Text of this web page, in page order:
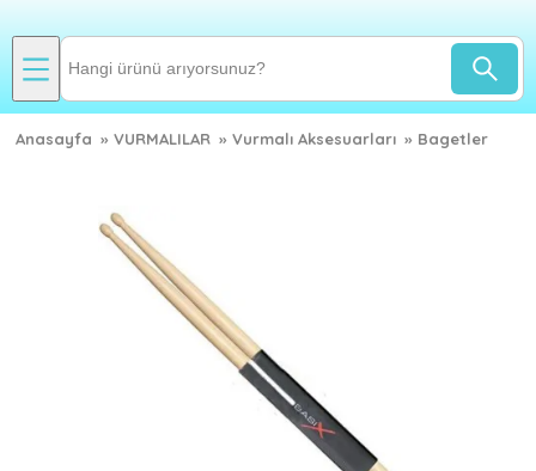
Anasayfa » VURMALILAR » Vurmalı Aksesuarları » Bagetler